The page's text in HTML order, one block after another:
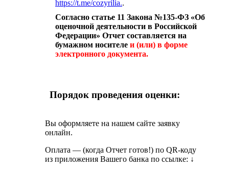
https://t.me/cozyrilia..
Согласно статье 11 Закона №135-ФЗ «Об
оценочной деятельности в Российской
Федерации» Отчет составляется на
бумажном носителе и (или) в форме
электронного документа.
Порядок проведения оценки:
Вы оформляете на нашем сайте заявку
онлайн.
Оплата — (когда Отчет готов!) по QR-коду
из приложения Вашего банка по ссылке: ↓